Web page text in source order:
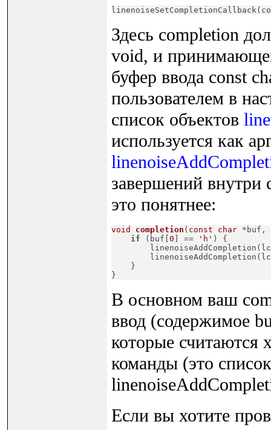
Здесь completion
void, и принимающей
буфер ввода const
пользователем в
список объектов
используется как
завершений
это понятнее:
void completion ( const char *buf,
if (buf[ 0 ] == 'h' ) {
    }
}
В основном ваш
ввод (содержимое
которые считаются
команды (это
Если вы хотите